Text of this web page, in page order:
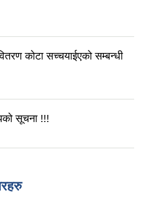
कोटा सच्चयाईएको सम्बन्धी
सूचना !!!